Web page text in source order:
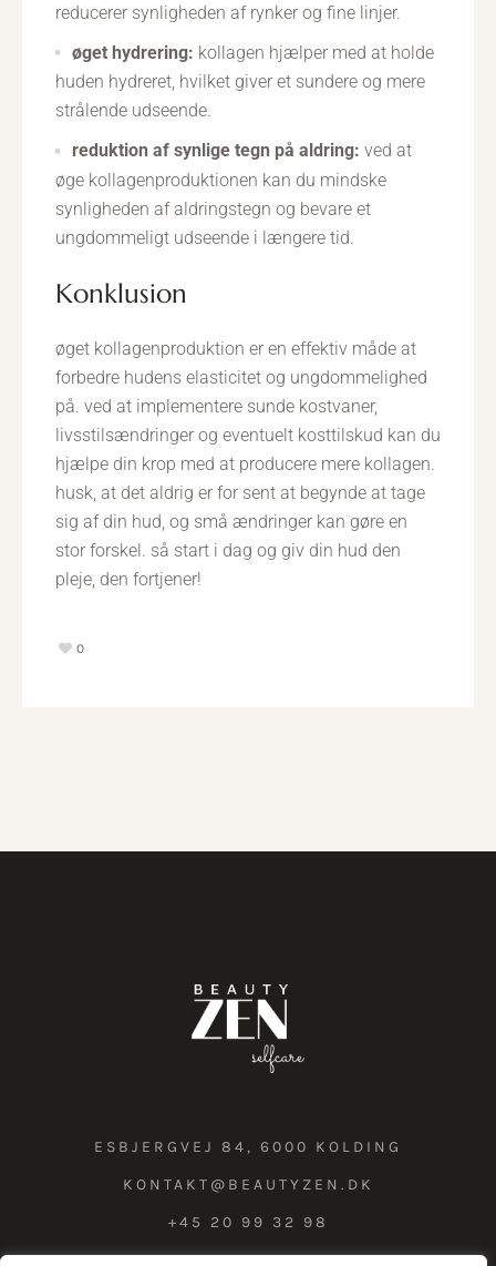
reducerer synligheden af rynker og fine linjer.
øget hydrering: kollagen hjælper med at holde
huden hydreret, hvilket giver et sundere og mere
strålende udseende.
reduktion af synlige tegn på aldring: ved at
øge kollagenproduktionen kan du mindske
synligheden af aldringstegn og bevare et
ungdommeligt udseende i længere tid.
konklusion
øget kollagenproduktion er en effektiv måde at
forbedre hudens elasticitet og ungdommelighed
på. ved at implementere sunde kostvaner,
livsstilsændringer og eventuelt kosttilskud kan du
hjælpe din krop med at producere mere kollagen.
husk, at det aldrig er for sent at begynde at tage
sig af din hud, og små ændringer kan gøre en
stor forskel. så start i dag og giv din hud den
pleje, den fortjener!
0
ESBJERGVEJ 84, 6000 KOLDING
KONTAKT@BEAUTYZEN.DK
+45 20 99 32 98